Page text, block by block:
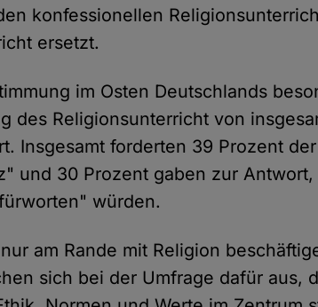
konfessionellen
ersetzt.
im Osten Deutschlands
des Religionsunterricht von
Insgesamt forderten 39 Prozent
und 30 Prozent gaben zur Antwort,
würden.
am Rande mit Religion
sich bei der Umfrage dafür aus,